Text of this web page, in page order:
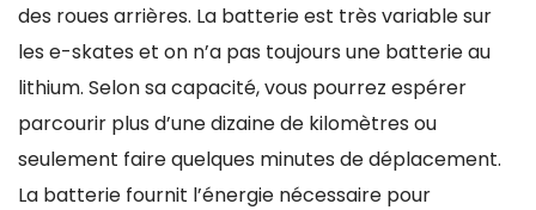
des roues arrières. La batterie est très variable sur
les e-skates et on n’a pas toujours une batterie au
lithium. Selon sa capacité, vous pourrez espérer
parcourir plus d’une dizaine de kilomètres ou
seulement faire quelques minutes de déplacement.
La batterie fournit l’énergie nécessaire pour